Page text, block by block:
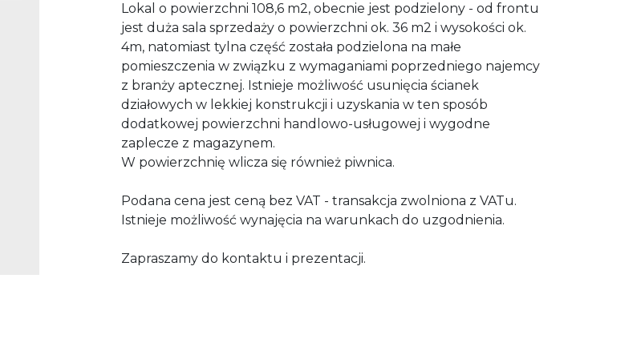
Lokal o powierzchni 108,6 m2, obecnie jest podzielony - od frontu
jest duża sala sprzedaży o powierzchni ok. 36 m2 i wysokości ok.
4m, natomiast tylna część została podzielona na małe
pomieszczenia w związku z wymaganiami poprzedniego najemcy
z branży aptecznej. Istnieje możliwość usunięcia ścianek
działowych w lekkiej konstrukcji i uzyskania w ten sposób
dodatkowej powierzchni handlowo-usługowej i wygodne
zaplecze z magazynem.
W powierzchnię wlicza się również piwnica.
Podana cena jest ceną bez VAT - transakcja zwolniona z VATu.
Istnieje możliwość wynajęcia na warunkach do uzgodnienia.
Zapraszamy do kontaktu i prezentacji.